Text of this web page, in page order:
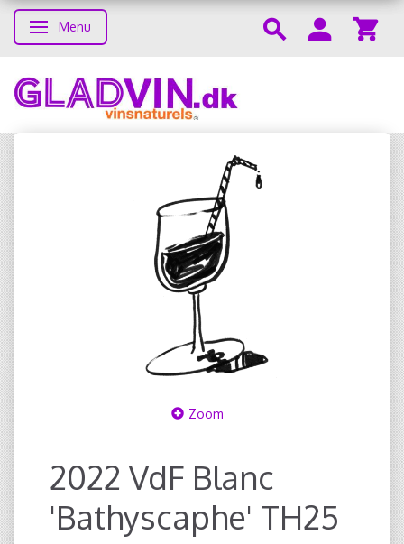
Skifte navigation
Menu
Zoom
2022 VdF Blanc
'Bathyscaphe' TH25